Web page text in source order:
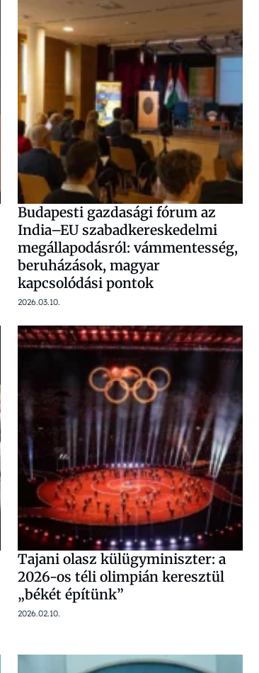
Budapesti gazdasági fórum az
India–EU szabadkereskedelmi
megállapodásról: vámmentesség,
beruházások, magyar
kapcsolódási pontok
2026.03.10.
Tajani olasz külügyminiszter: a
2026-os téli olimpián keresztül
„békét építünk”
2026.02.10.